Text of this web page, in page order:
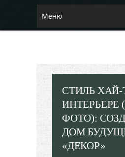
Меню
СТИЛЬ ХАЙ-
ИНТЕРЬЕРЕ
ФОТО):
ДОМ
«ДЕКОР»